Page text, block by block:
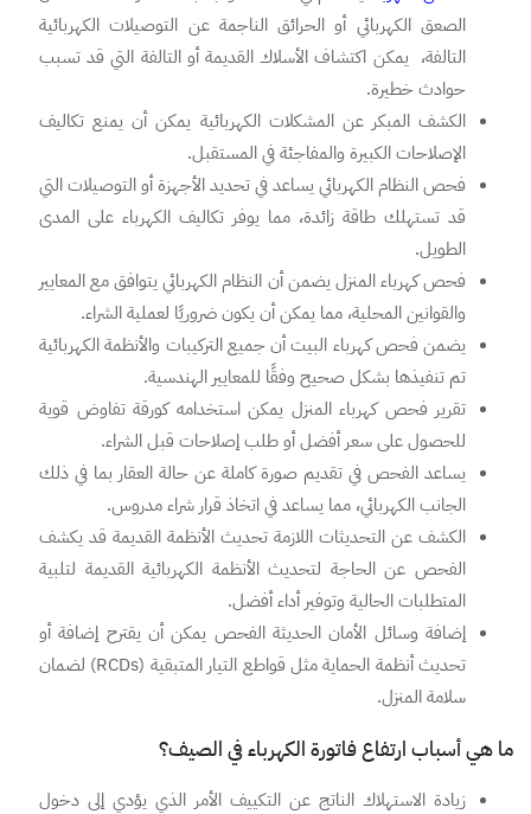
الصعق الكهربائي أو الحرائق الناجمة عن التوصيلات الكهربائية
التالفة، يمكن اكتشاف الأسلاك القديمة أو التالفة التي قد تسبب
حوادث خطيرة.
الكشف المبكر عن المشكلات الكهربائية يمكن أن يمنع تكاليف
الإصلاحات الكبيرة والمفاجئة في المستقبل.
فحص النظام الكهربائي يساعد في تحديد الأجهزة أو التوصيلات التي
قد تستهلك طاقة زائدة، مما يوفر تكاليف الكهرباء على المدى
الطويل.
فحص كهرباء المنزل يضمن أن النظام الكهربائي يتوافق مع المعايير
والقوانين المحلية، مما يمكن أن يكون ضروريًا لعملية الشراء.
يضمن فحص كهرباء البيت أن جميع التركيبات والأنظمة الكهربائية
تم تنفيذها بشكل صحيح وفقًا للمعايير الهندسية.
تقرير فحص كهرباء المنزل يمكن استخدامه كورقة تفاوض قوية
للحصول على سعر أفضل أو طلب إصلاحات قبل الشراء.
يساعد الفحص في تقديم صورة كاملة عن حالة العقار بما في ذلك
الجانب الكهربائي، مما يساعد في اتخاذ قرار شراء مدروس.
الكشف عن التحديثات اللازمة تحديث الأنظمة القديمة قد يكشف
الفحص عن الحاجة لتحديث الأنظمة الكهربائية القديمة لتلبية
المتطلبات الحالية وتوفير أداء أفضل.
إضافة وسائل الأمان الحديثة الفحص يمكن أن يقترح إضافة أو
تحديث أنظمة الحماية مثل قواطع التيار المتبقية (RCDs) لضمان
سلامة المنزل.
ما هي أسباب ارتفاع فاتورة الكهرباء في الصيف؟
زيادة الاستهلاك الناتج عن التكييف الأمر الذي يؤدي إلى دخول